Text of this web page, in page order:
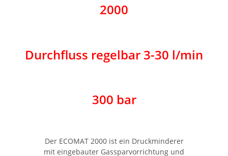
2000
Durchfluss regelbar 3-30 l/min
300 bar
Der ECOMAT 2000 ist ein Druckminderer
mit eingebauter Gassparvorrichtung und